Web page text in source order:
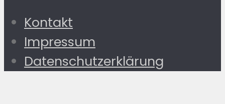
Kontakt
Impressum
Datenschutzerklärung